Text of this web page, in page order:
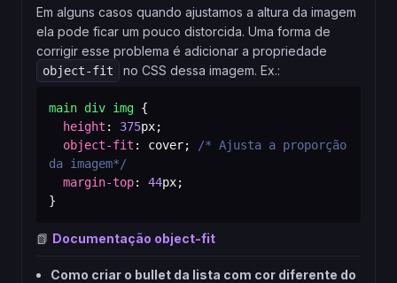
Em alguns casos quando ajustamos a altura da imagem
ela pode ficar um pouco distorcida. Uma forma de
corrigir esse problema é adicionar a propriedade
object-fit no CSS dessa imagem. Ex.:
main div img {
height : 375px;
object-fit : cover;
/* Ajusta a proporção
da imagem*/
margin-top: 44px;
}
📗 Documentação object-fit
Como criar o bullet da lista com cor diferente do